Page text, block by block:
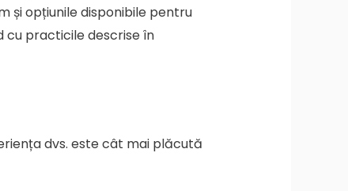
și opțiunile disponibile pentru
cu practicile descrise în
dvs. este cât mai plăcută